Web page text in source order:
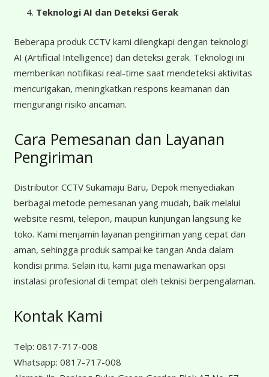
Teknologi AI dan Deteksi Gerak
Beberapa produk CCTV kami dilengkapi dengan teknologi
AI (Artificial Intelligence) dan deteksi gerak. Teknologi ini
memberikan notifikasi real-time saat mendeteksi aktivitas
mencurigakan, meningkatkan respons keamanan dan
mengurangi risiko ancaman.
Cara Pemesanan dan Layanan
Pengiriman
Distributor CCTV Sukamaju Baru, Depok menyediakan
berbagai metode pemesanan yang mudah, baik melalui
website resmi, telepon, maupun kunjungan langsung ke
toko. Kami menjamin layanan pengiriman yang cepat dan
aman, sehingga produk sampai ke tangan Anda dalam
kondisi prima. Selain itu, kami juga menawarkan opsi
instalasi profesional di tempat oleh teknisi berpengalaman.
Kontak Kami
Telp: 0817-717-008
Whatsapp: 0817-717-008